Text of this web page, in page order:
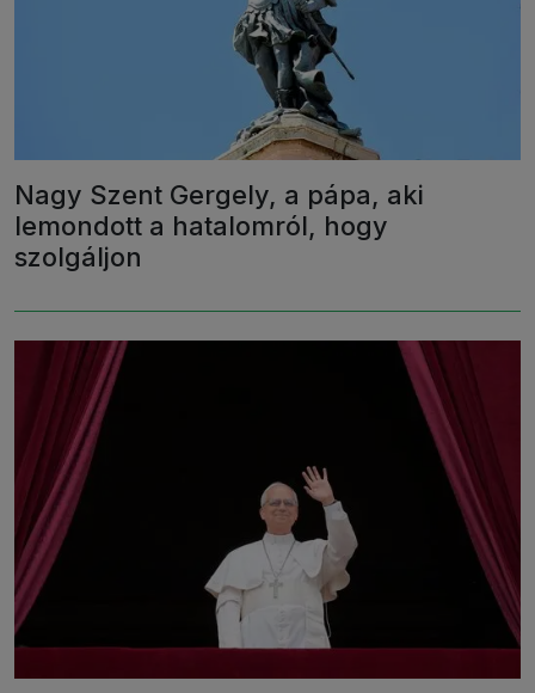
Nagy Szent Gergely, a pápa, aki
lemondott a hatalomról, hogy
szolgáljon